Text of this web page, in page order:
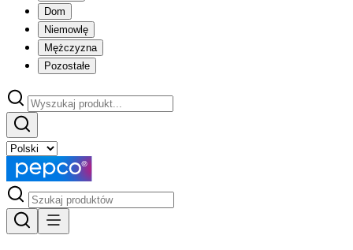
Dom
Niemowlę
Mężczyzna
Pozostałe